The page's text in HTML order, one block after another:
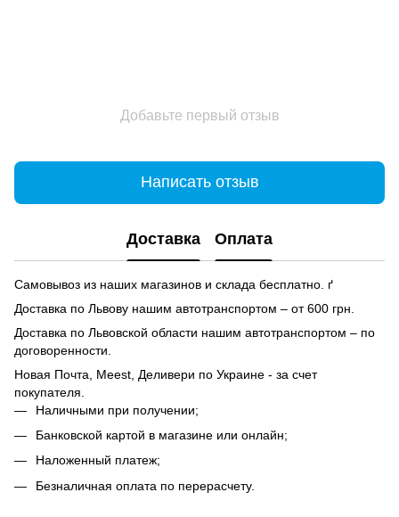
Добавьте первый отзыв
Написать отзыв
Доставка Оплата
Самовывоз из наших магазинов и склада бесплатно. ґ
Доставка по Львову нашим автотранспортом – от 600 грн.
Доставка по Львовской области нашим автотранспортом – по
договоренности.
Новая Почта, Meest, Деливери по Украине - за счет
покупателя.
Наличными при получении;
Банковской картой в магазине или онлайн;
Наложенный платеж;
Безналичная оплата по перерасчету.